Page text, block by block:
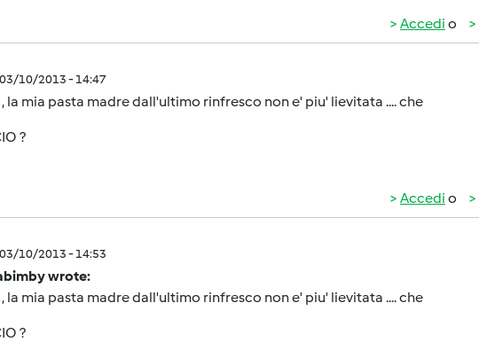
Accedi o
10/2013 - 14:47
, la mia pasta madre dall'ultimo rinfresco non e' piu' lievitata .... che
?
Accedi o
10/2013 - 14:53
wrote:
, la mia pasta madre dall'ultimo rinfresco non e' piu' lievitata .... che
?